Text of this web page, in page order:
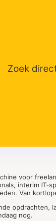
Zoek
voor
interim IT-
Van
opdrachten,
nog.